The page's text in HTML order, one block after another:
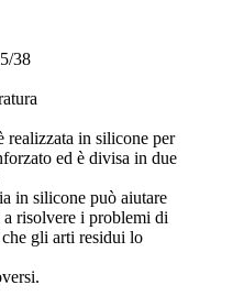
38
realizzata in silicone per
ed è divisa in due
in silicone può aiutare
risolvere i problemi di
che gli arti residui lo